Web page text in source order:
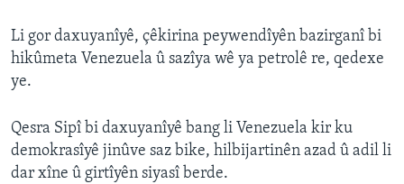
Li gor daxuyanîyê, çêkirina peywendîyên bazirganî bi
hikûmeta Venezuela û sazîya wê ya petrolê re, qedexe
ye.
Qesra Sipî bi daxuyanîyê bang li Venezuela kir ku
demokrasîyê jinûve saz bike, hilbijartinên azad û adil li
dar xîne û girtîyên siyasî berde.